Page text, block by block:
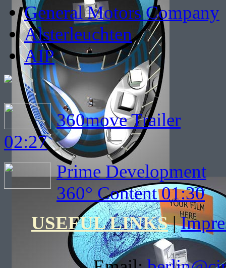
General Motors Company
Alsterleuchten
AIP
360move Trailer
02:27
Prime Development
360° Content 01:30
USEFUL LINKS|